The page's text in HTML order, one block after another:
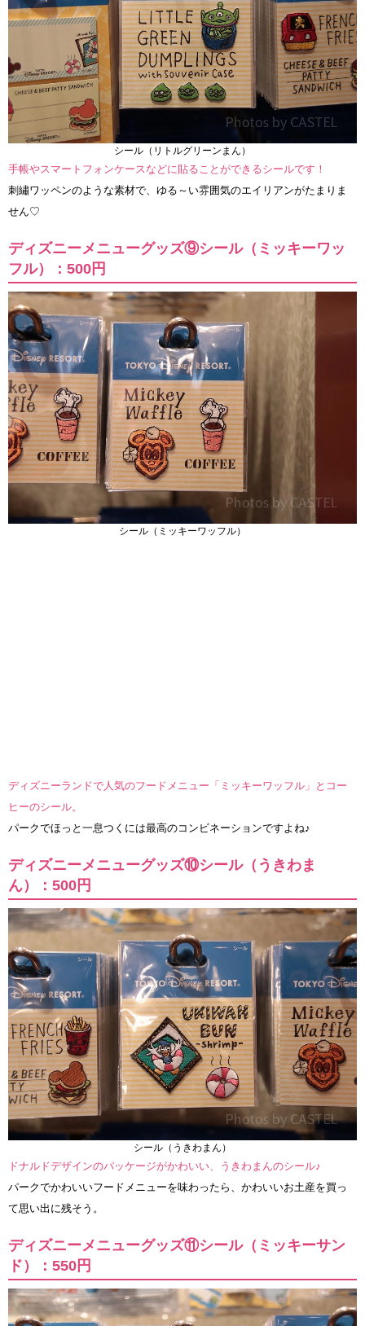
シール（リトルグリーンまん）
手帳やスマートフォンケースなどに貼ることができるシールです！
刺繡ワッペンのような素材で、ゆる～い雰囲気のエイリアンがたまりま
せん♡
ディズニーメニューグッズ⑨シール（ミッキーワッ
フル）：500円
シール（ミッキーワッフル）
ディズニーランドで人気のフードメニュー「ミッキーワッフル」とコー
ヒーのシール。
パークでほっと一息つくには最高のコンビネーションですよね♪
ディズニーメニューグッズ⑩シール（うきわま
ん）：500円
シール（うきわまん）
ドナルドデザインのパッケージがかわいい、うきわまんのシール♪
パークでかわいいフードメニューを味わったら、かわいいお土産を買っ
て思い出に残そう。
ディズニーメニューグッズ⑪シール（ミッキーサン
ド）：550円